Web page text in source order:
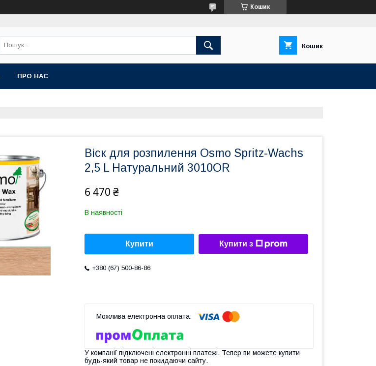
Кошик
Кошик
ПРО НАС
Віск для розпилення Osmo Spritz-Wachs
2,5 L Натуральний 3010OR
6 470 ₴
В наявності
Купити Купити з
+380 (67) 500-86-86
У компанії підключені електронні платежі. Тепер ви можете купити
будь-який товар не покидаючи сайту.